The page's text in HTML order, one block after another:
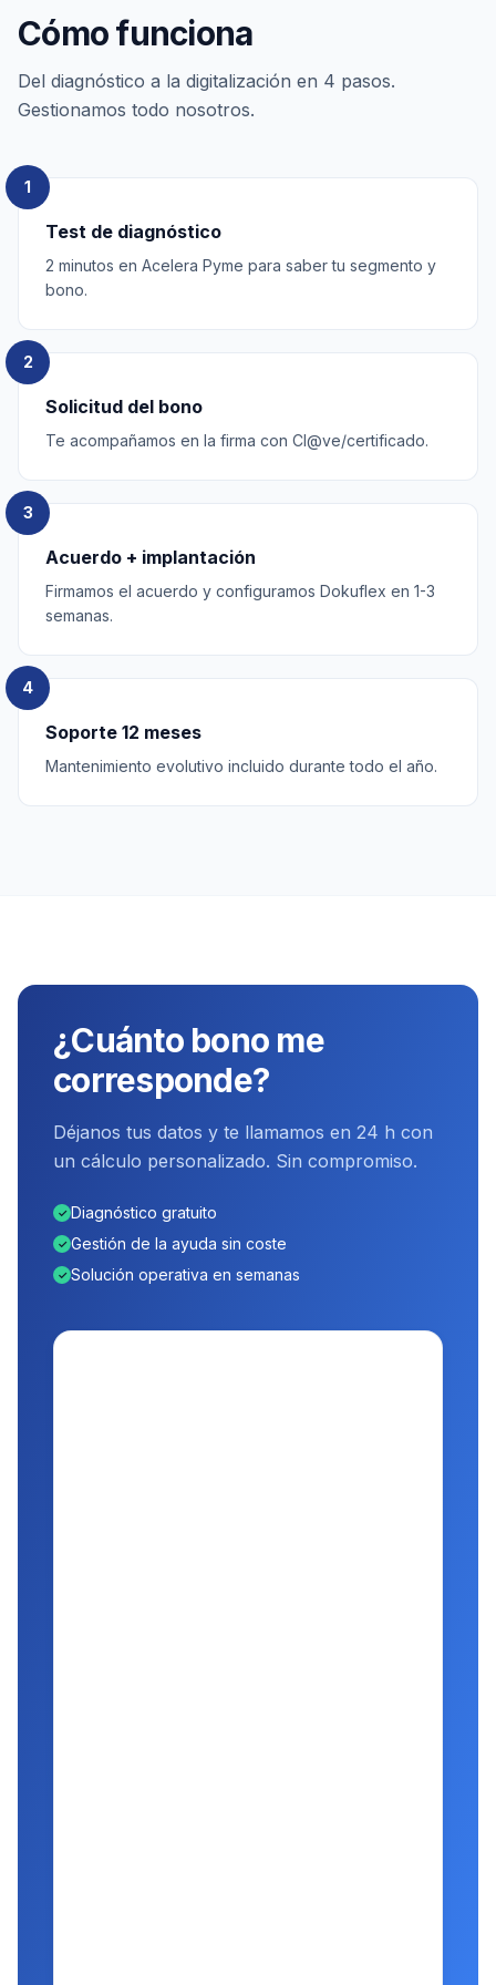
Cómo funciona
Del diagnóstico a la digitalización en 4 pasos.
Gestionamos todo nosotros.
1
Test de diagnóstico
2 minutos en Acelera Pyme para saber tu segmento y
bono.
2
Solicitud del bono
Te acompañamos en la firma con Cl@ve/certificado.
3
Acuerdo + implantación
Firmamos el acuerdo y configuramos Dokuflex en 1-3
semanas.
4
Soporte 12 meses
Mantenimiento evolutivo incluido durante todo el año.
¿Cuánto bono me
corresponde?
Déjanos tus datos y te llamamos en 24 h con
un cálculo personalizado. Sin compromiso.
✓ Diagnóstico gratuito
✓ Gestión de la ayuda sin coste
✓ Solución operativa en semanas